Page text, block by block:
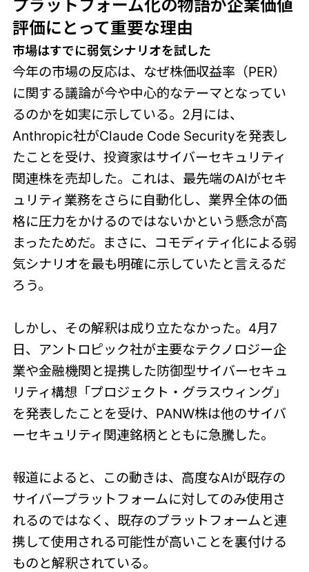
プラットフォーム化の物語が企業価値
評価にとって重要な理由
市場はすでに弱気シナリオを試した
今年の市場の反応は、なぜ株価収益率（PER）
に関する議論が今や中心的なテーマとなってい
るのかを如実に示している。2月には、
Anthropic社がClaude Code Securityを発表し
たことを受け、投資家はサイバーセキュリティ
関連株を売却した。これは、最先端のAIがセキ
ュリティ業務をさらに自動化し、業界全体の価
格に圧力をかけるのではないかという懸念が高
まったためだ。まさに、コモディティ化による弱
気シナリオを最も明確に示していたと言えるだ
ろう。
しかし、その解釈は成り立たなかった。4月7
日、アントロピック社が主要なテクノロジー企
業や金融機関と提携した防御型サイバーセキュ
リティ構想「プロジェクト・グラスウィング」
を発表したことを受け、PANW株は他のサイバ
ーセキュリティ関連銘柄とともに急騰した。
報道によると、この動きは、高度なAIが既存の
サイバープラットフォームに対してのみ使用さ
れるのではなく、既存のプラットフォームと連
携して使用される可能性が高いことを裏付ける
ものと解釈されている。